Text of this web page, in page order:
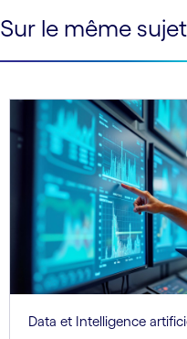
See more See less
Sur le même sujet
Data et Intelligence